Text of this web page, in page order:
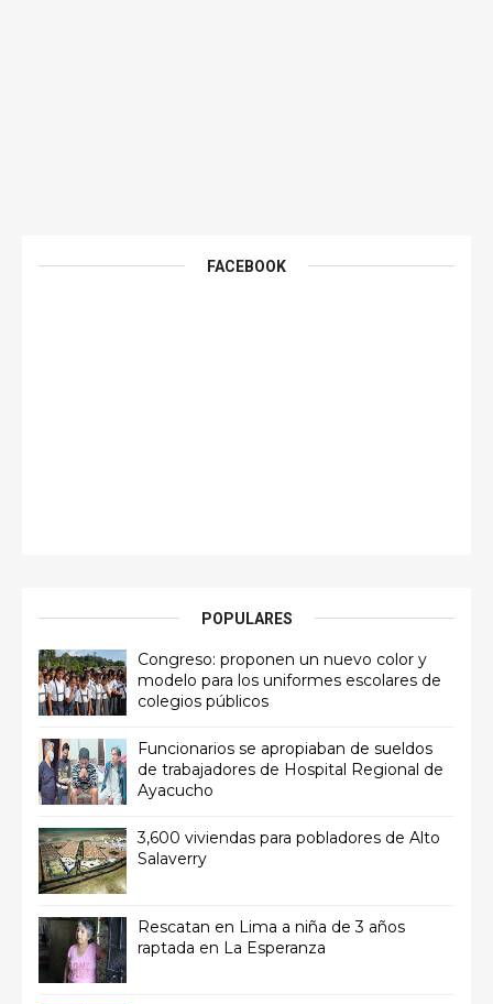
FACEBOOK
POPULARES
Congreso: proponen un nuevo color y
modelo para los uniformes escolares de
colegios públicos
Funcionarios se apropiaban de sueldos
de trabajadores de Hospital Regional de
Ayacucho
3,600 viviendas para pobladores de Alto
Salaverry
Rescatan en Lima a niña de 3 años
raptada en La Esperanza